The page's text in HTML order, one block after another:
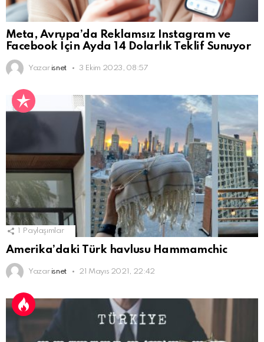
Meta, Avrupa’da Reklamsız Instagram ve
Facebook İçin Ayda 14 Dolarlık Teklif Sunuyor
Yazar isnet 3 Ekim 2023, 08:57
1 Paylaşımlar
Amerika’daki Türk havlusu Hammamchic
Yazar isnet 21 Mayıs 2021, 22:42